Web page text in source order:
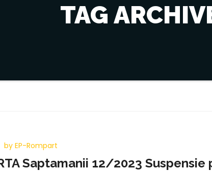
TAG
by EP-Rompart
Saptamanii 12/2023